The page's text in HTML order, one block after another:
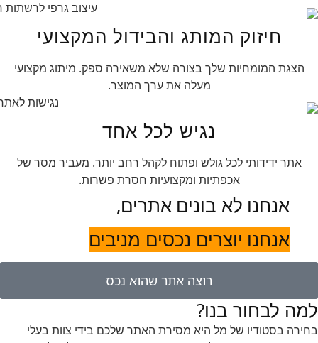
חיזוק המותג והבידול המקצועי
הצגת המומחיות שלך בצורה שלא משאירה ספק. מיתוג מקצועי
מעלה את ערך המוצר.
נגיש לכל אחד
אתר ידידותי לכל גולש ופתוח לקהל רחב יותר. מעביר מסר של
אכפתיות ומקצועיות חסרת פשרות.
אנחנו לא בונים אתרים,
אנחנו יוצרים נכסים מניבים
רוצה אתר שהוא נכס
למה לבחור בנו?
בחירה בסטודיו של מל היא מסירת האתר שלכם בידי צוות בעלי